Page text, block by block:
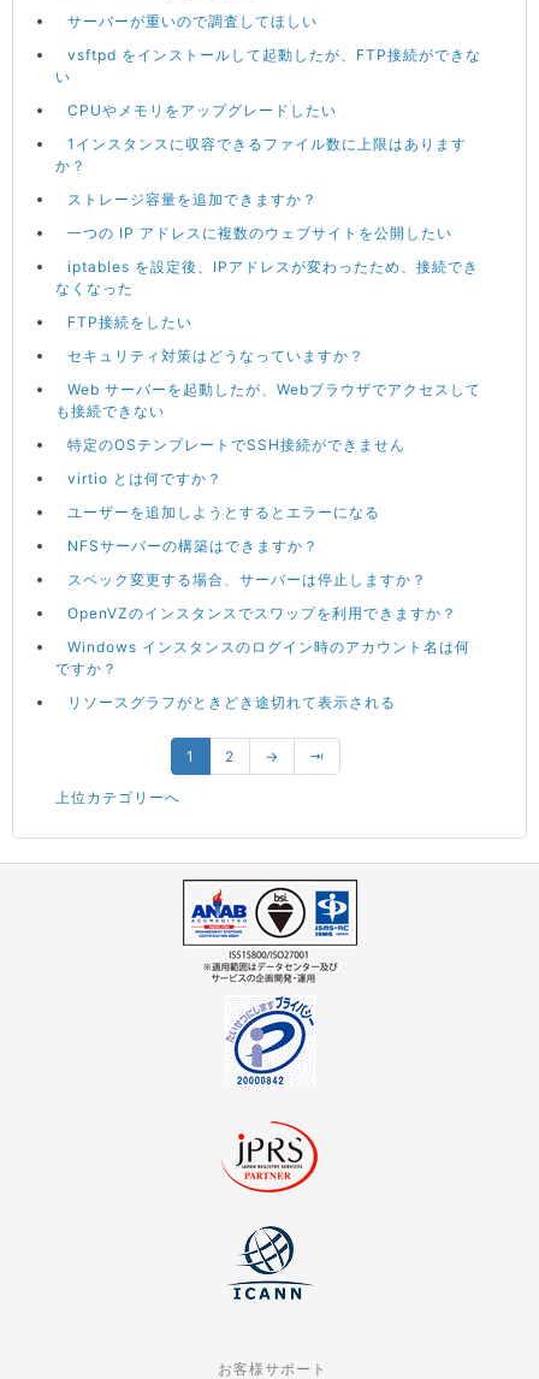
サーバーが重いので調査してほしい
vsftpd をインストールして起動したが、FTP接続ができな
い
CPUやメモリをアップグレードしたい
1インスタンスに収容できるファイル数に上限はあります
か？
ストレージ容量を追加できますか？
一つの IP アドレスに複数のウェブサイトを公開したい
iptables を設定後、IPアドレスが変わったため、接続でき
なくなった
FTP接続をしたい
セキュリティ対策はどうなっていますか？
Web サーバーを起動したが、Webブラウザでアクセスして
も接続できない
特定のOSテンプレートでSSH接続ができません
virtio とは何ですか？
ユーザーを追加しようとするとエラーになる
NFSサーバーの構築はできますか？
スペック変更する場合、サーバーは停止しますか？
OpenVZのインスタンスでスワップを利用できますか？
Windows インスタンスのログイン時のアカウント名は何
ですか？
リソースグラフがときどき途切れて表示される
1 2 → ⇥
上位カテゴリーへ
お客様サポート